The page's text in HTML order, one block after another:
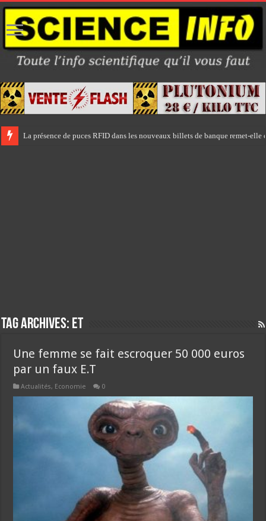
La présence de puces RFID dans les nouveaux billets de banque remet-
Tag Archives: ET
Une femme se fait escroquer 50 000 euros
par un faux E.T
Actualités, Economie 0